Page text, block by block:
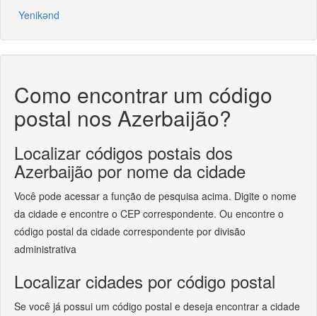
Yenikənd
Como encontrar um código
postal nos Azerbaijão?
Localizar códigos postais dos
Azerbaijão por nome da cidade
Você pode acessar a função de pesquisa acima. Digite o nome
da cidade e encontre o CEP correspondente. Ou encontre o
código postal da cidade correspondente por divisão
administrativa
Localizar cidades por código postal
Se você já possui um código postal e deseja encontrar a cidade